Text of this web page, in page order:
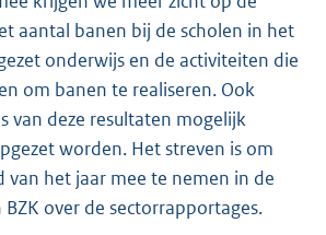
aantal banen bij de scholen in het
onderwijs en de activiteiten die
om banen te realiseren. Ook
van deze resultaten mogelijk
worden. Het streven is om
van het jaar mee te nemen in de
over de sectorrapportages.